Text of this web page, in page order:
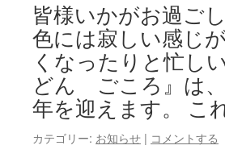
皆様いかがお過ご
色には寂しい感じ
くなったりと忙し
どん ごころ』は
年を迎えます。 こ
カテゴリー: お知らせ | コメントする